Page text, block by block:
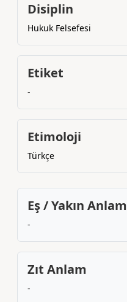
Disiplin
Hukuk Felsefesi
Etiket
-
Etimoloji
Türkçe
Eş / Yakın Anlam
-
Zıt Anlam
-